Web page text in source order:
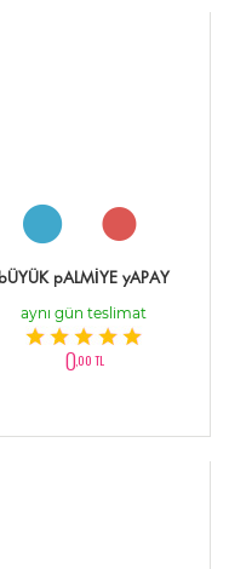
bÜYÜK pALMİYE yAPAY
aynı gün teslimat
0,00 TL